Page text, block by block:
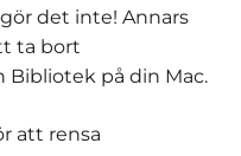
det inte! Annars
ta bort
Bibliotek på din Mac.
att rensa